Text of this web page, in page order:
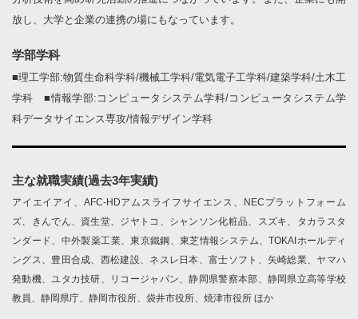
放し、大学と企業の連携の場にもなっています。
学部学科
■理工学部:物質生命科学科/機械工学科/電気電子工学科/建築学科/土木工
学科 ■情報学部:コンピュータシステム学科/コンピュータシステム学
科データサイエンス専攻/情報デザイン学科
主な就職実績(過去3年実績)
アイエイアイ、AFC-HDアムスライフサイエンス、NECプラットフォーム
ズ、きんでん、資生堂、ジヤトコ、シャンソン化粧品、スズキ、タカラスタ
ンダード、中外製薬工業、東京鐵鋼、東芝情報システム、TOKAIホールディ
ングス、豊田合成、西松建設、ネスレ日本、富士ソフト、矢崎総業、ヤマハ
発動機、ユタカ技研、リコージャパン、静岡県警察本部、静岡県立高等学校
教員、静岡県庁、静岡市役所、袋井市役所、焼津市役所 ほか